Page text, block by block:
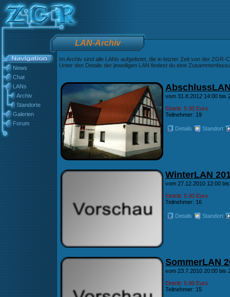
LAN-Archiv
News
Chat
LANs
Archiv
Standorte
Galerien
Forum
Im Archiv sind alle LANs aufgelistet, die in letzter Zeit von der ZGR-
Unter den Details der jeweiligen LAN findest du eine
vom 31.8.2012 14:00 bis
Eintritt: 5.00 Euro
Teilnehmer: 19
Details Standort
WinterLAN
vom 27.12.2010 12:00
Eintritt: 5.00 Euro
Teilnehmer: 16
Details Standort
SommerLAN
vom 23.7.2010 20:00 bis
Eintritt: 5.00 Euro
Teilnehmer: 15